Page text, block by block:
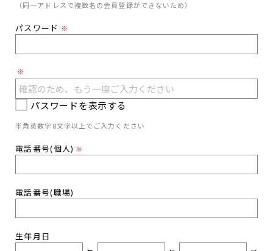
（同一アドレスで複数名の会員登録ができないため）
パスワード ※
※
パスワードを表示する
半角英数字8文字以上でご入力ください
電話番号(個人) ※
電話番号(職場)
生年月日